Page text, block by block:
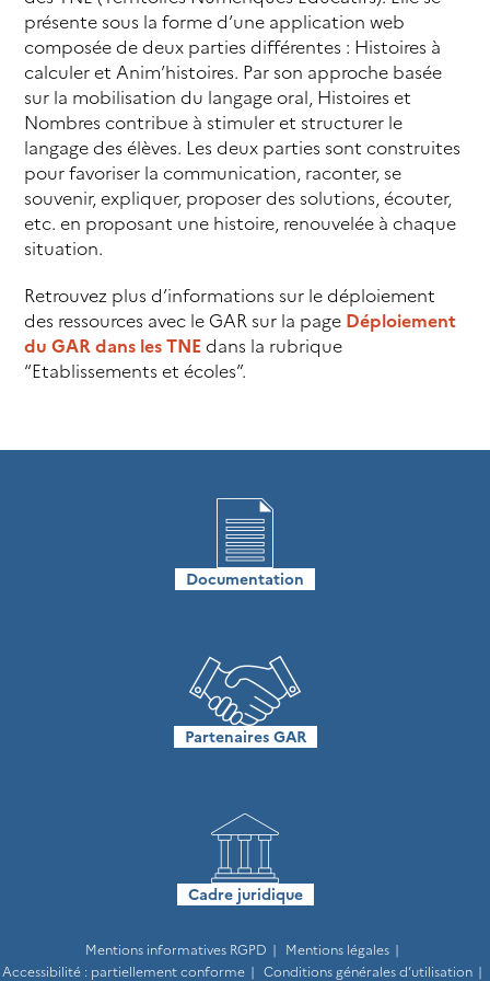
présente sous la forme d’une application web
composée de deux parties différentes : Histoires à
calculer et Anim’histoires. Par son approche basée
sur la mobilisation du langage oral, Histoires et
Nombres contribue à stimuler et structurer le
langage des élèves. Les deux parties sont construites
pour favoriser la communication, raconter, se
souvenir, expliquer, proposer des solutions, écouter,
etc. en proposant une histoire, renouvelée à chaque
situation.
Retrouvez plus d’informations sur le déploiement
des ressources avec le GAR sur la page Déploiement
du GAR dans les TNE dans la rubrique
“Etablissements et écoles”.
Documentation
Partenaires GAR
Cadre juridique
Mentions informatives RGPD
Mentions légales
Accessibilité : partiellement conforme
Conditions générales d’utilisation